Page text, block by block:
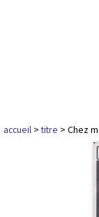
accueil >titre > Chez